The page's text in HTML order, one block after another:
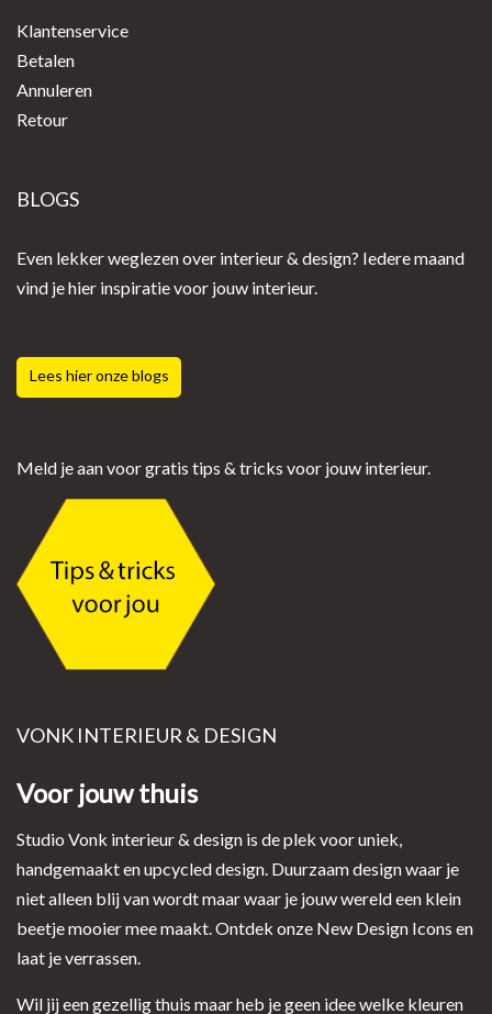
Klantenservice
Betalen
Annuleren
Retour
BLOGS
Even lekker weglezen over interieur & design? Iedere maand
vind je hier inspiratie voor jouw interieur.
Lees hier onze blogs
Meld je aan voor gratis tips & tricks voor jouw interieur.
VONK INTERIEUR & DESIGN
Voor jouw thuis
Studio Vonk interieur & design is de plek voor uniek,
handgemaakt en upcycled design. Duurzaam design waar je
niet alleen blij van wordt maar waar je jouw wereld een klein
beetje mooier mee maakt. Ontdek onze New Design Icons en
laat je verrassen.
Wil jij een gezellig thuis maar heb je geen idee welke kleuren